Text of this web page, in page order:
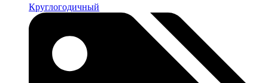
Круглогодичный